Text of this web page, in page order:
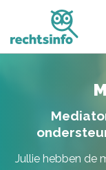
Jullie hebben de